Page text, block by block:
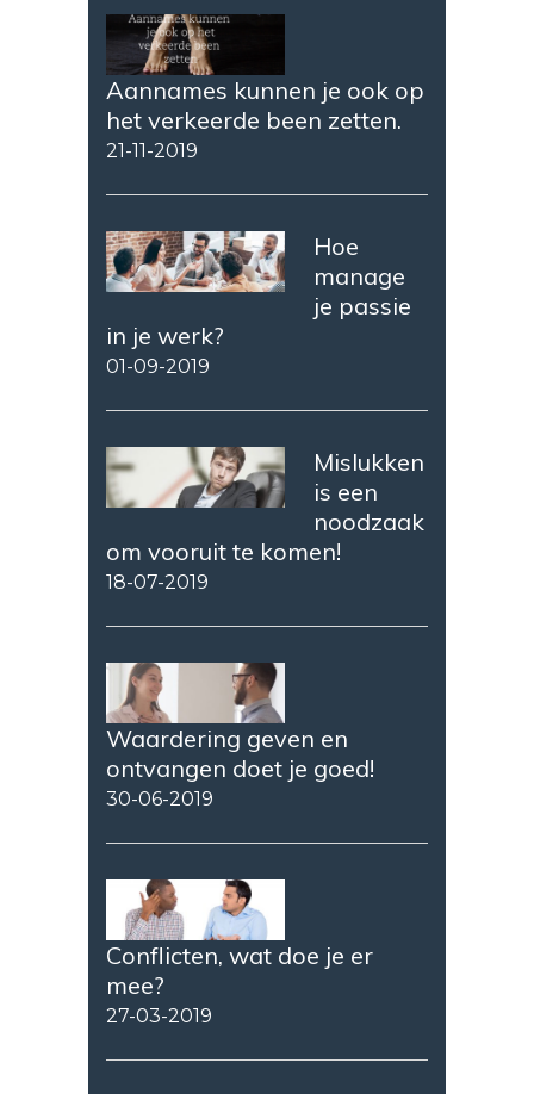
Aannames kunnen je ook op
het verkeerde been zetten.
21-11-2019
Hoe
manage
je passie
in je werk?
01-09-2019
Mislukken
is een
noodzaak
om vooruit te komen!
18-07-2019
Waardering geven en
ontvangen doet je goed!
30-06-2019
Conflicten, wat doe je er
mee?
27-03-2019